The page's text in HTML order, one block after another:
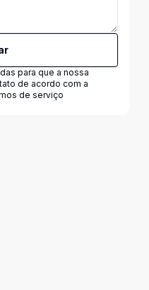
para que a nossa
de acordo com a
de serviço